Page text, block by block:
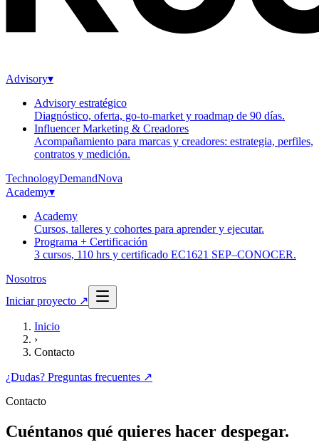
Advisory▾
Advisory estratégico
Diagnóstico, oferta, go-to-market y roadmap de 90 días.
Influencer Marketing & Creadores
Acompañamiento para marcas y creadores: estrategia, perfiles,
contratos y medición.
TechnologyDemandNova
Academy▾
Academy
Cursos, talleres y cohortes para aprender y ejecutar.
Programa + Certificación
3 cursos, 110 hrs y certificado EC1621 SEP–CONOCER.
Nosotros
Iniciar proyecto ↗
Inicio
›
Contacto
¿Dudas? Preguntas frecuentes ↗
Contacto
Cuéntanos qué quieres hacer despegar.